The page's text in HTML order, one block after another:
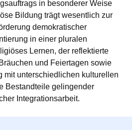
in besonderer Weise
Bildung trägt wesentlich zur
demokratischer
in einer pluralen
Lernen, der reflektierte
und Feiertagen sowie
mit unterschiedlichen kulturellen
Bestandteile gelingender
Integrationsarbeit.